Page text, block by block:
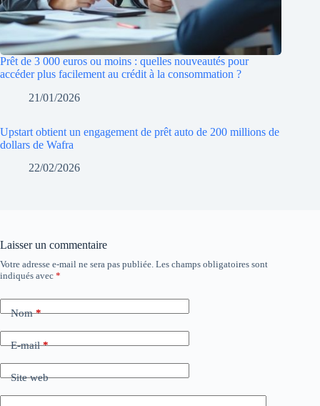
Prêt de 3 000 euros ou moins : quelles nouveautés pour
accéder plus facilement au crédit à la consommation ?
21/01/2026
Upstart obtient un engagement de prêt auto de 200 millions de
dollars de Wafra
22/02/2026
Laisser un commentaire
Votre adresse e-mail ne sera pas publiée. Les champs obligatoires sont
indiqués avec *
Nom*
E-mail*
Site web